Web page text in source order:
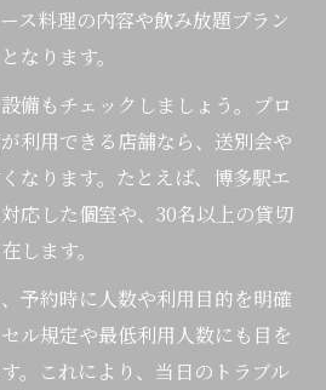
ス料理の内容や飲み放題プラン
なります。
備もチェックしましょう。プロ
利用できる店舗なら、送別会や
なります。たとえば、博多駅エ
応した個室や、30名以上の貸切
します。
予約時に人数や利用目的を明確
ル規定や最低利用人数にも目を
。これにより、当日のトラブル